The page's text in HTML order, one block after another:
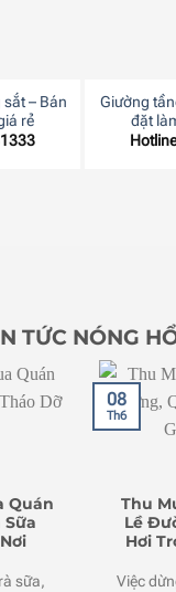
– Bán
rẻ
Giường
đặt
TỨC NÓNG
Quán
Sữa
sữa,
Thu
Lề
Hơi
Việc
08
Th6